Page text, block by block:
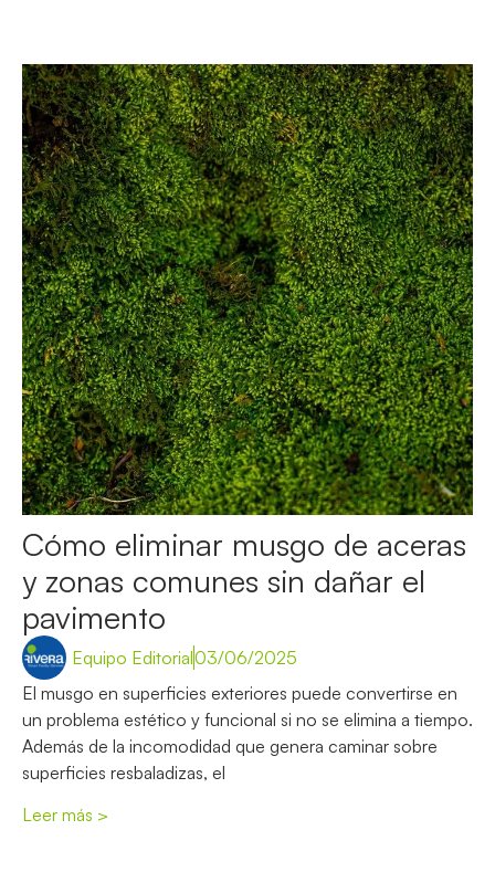
Cómo eliminar musgo de aceras
y zonas comunes sin dañar el
pavimento
Equipo Editorial03/06/2025
El musgo en superficies exteriores puede convertirse en
un problema estético y funcional si no se elimina a tiempo.
Además de la incomodidad que genera caminar sobre
superficies resbaladizas, el
Leer más >